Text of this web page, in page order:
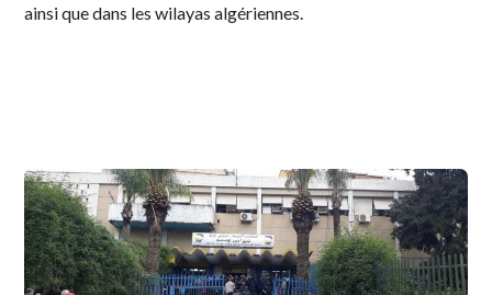
ainsi que dans les wilayas algériennes.